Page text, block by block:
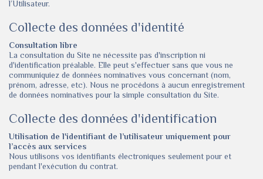
l’Utilisateur.
Collecte des données d'identité
Consultation libre
La consultation du Site ne nécessite pas d'inscription ni
d'identification préalable. Elle peut s'effectuer sans que vous ne
communiquiez de données nominatives vous concernant (nom,
prénom, adresse, etc). Nous ne procédons à aucun enregistrement
de données nominatives pour la simple consultation du Site.
Collecte des données d'identification
Utilisation de l'identifiant de l’utilisateur uniquement pour
l’accès aux services
Nous utilisons vos identifiants électroniques seulement pour et
pendant l'exécution du contrat.